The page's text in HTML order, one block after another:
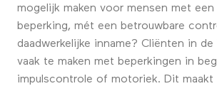
mogelijk maken voor mensen met een
beperking, mét een betrouwbare
daadwerkelijke inname? Cliënten in
vaak te maken met beperkingen in
impulscontrole of motoriek. Dit